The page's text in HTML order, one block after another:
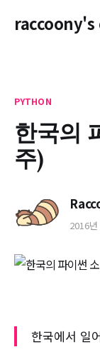
raccoony's
PYTHON
한국의
주)
2016
한국에서 일